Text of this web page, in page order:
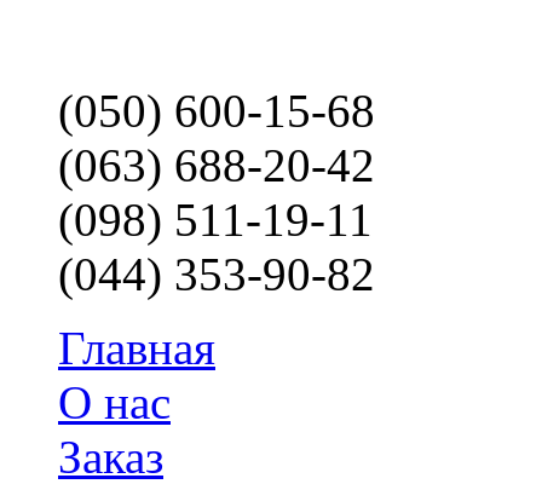
(050) 600-15-68
(063) 688-20-42
(098) 511-19-11
(044) 353-90-82
Главная
О нас
Заказ